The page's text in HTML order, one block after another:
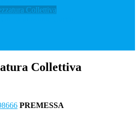
Collettiva
Collettiva
PREMESSA